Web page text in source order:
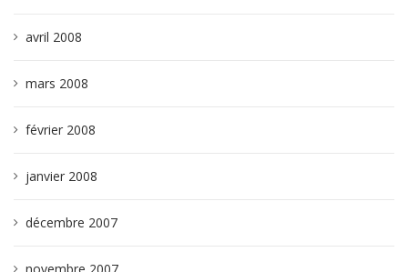
avril 2008
mars 2008
février 2008
janvier 2008
décembre 2007